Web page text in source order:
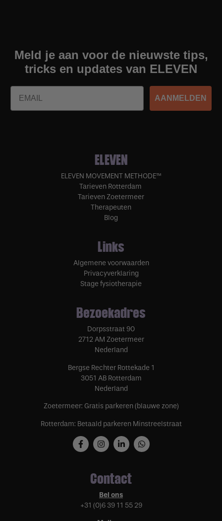
Meld je aan voor de nieuwste tips,
tricks en updates van ELEVEN
Email
AANMELDEN
ELEVEN
ELEVEN MOVEMENT METHODE™
Tarieven Rotterdam
Tarieven Zoetermeer
Therapeuten
Blog
Links
Algemene voorwaarden
Privacyverklaring
Stage fysiotherapie
Bezoekadres
Dorpsstraat 90
2712 AM Zoetermeer
Nederland
Bergse Rechter Rottekade 1
3051 AB Rotterdam
Nederland
Zoetermeer: Gratis parkeren (blauwe zone)
Rotterdam: Betaald parkeren Minstreelstraat
Contact
Bel ons
+31 (0)6 39 11 55 29